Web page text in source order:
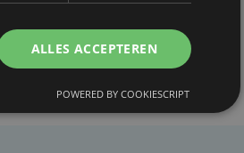
ALLES ACCEPTEREN
POWERED BY COOKIESCRIPT